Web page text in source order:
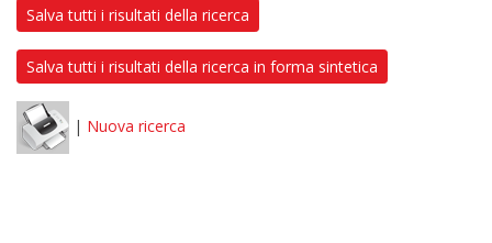
Salva tutti i risultati della ricerca
Salva tutti i risultati della ricerca in forma sintetica
| Nuova ricerca